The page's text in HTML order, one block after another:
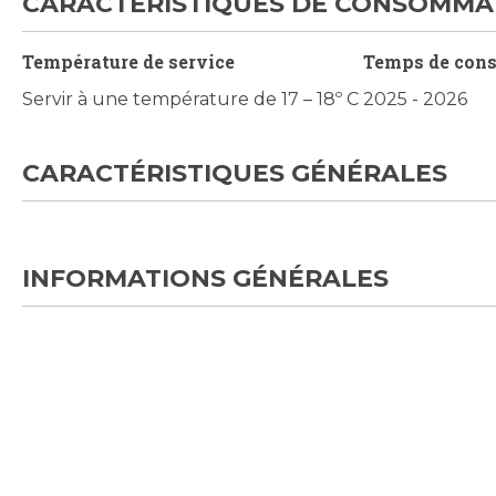
Température de service
Servir à une température de 17 – 18º C
Temps de
2025 - 2026
CARACTÉRISTIQUES GÉNÉRALES
INFORMATIONS GÉNÉRALES